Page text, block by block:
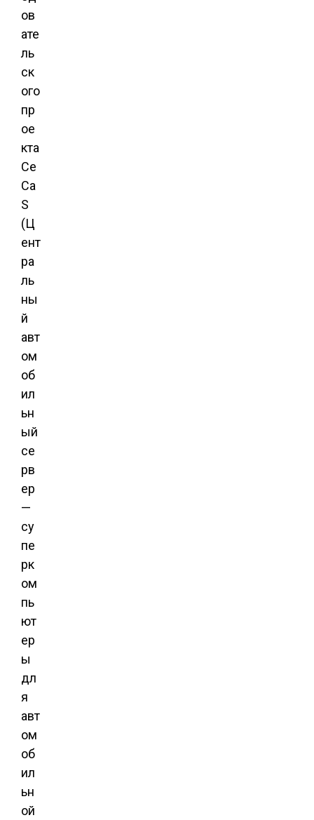
ов
ате
ль
ск
ого
пр
ое
кта
Ce
Ca
S
(Ц
ент
ра
ль
ны
й
авт
ом
об
ил
ьн
ый
се
рв
ер
—
су
пе
рк
ом
пь
ют
ер
ы
дл
я
авт
ом
об
ил
ьн
ой